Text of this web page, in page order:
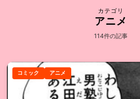
カテゴリ
アニメ
114件の記事
コミック アニメ